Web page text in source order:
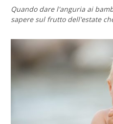
Quando dare l'anguria ai
sapere sul frutto dell'estate